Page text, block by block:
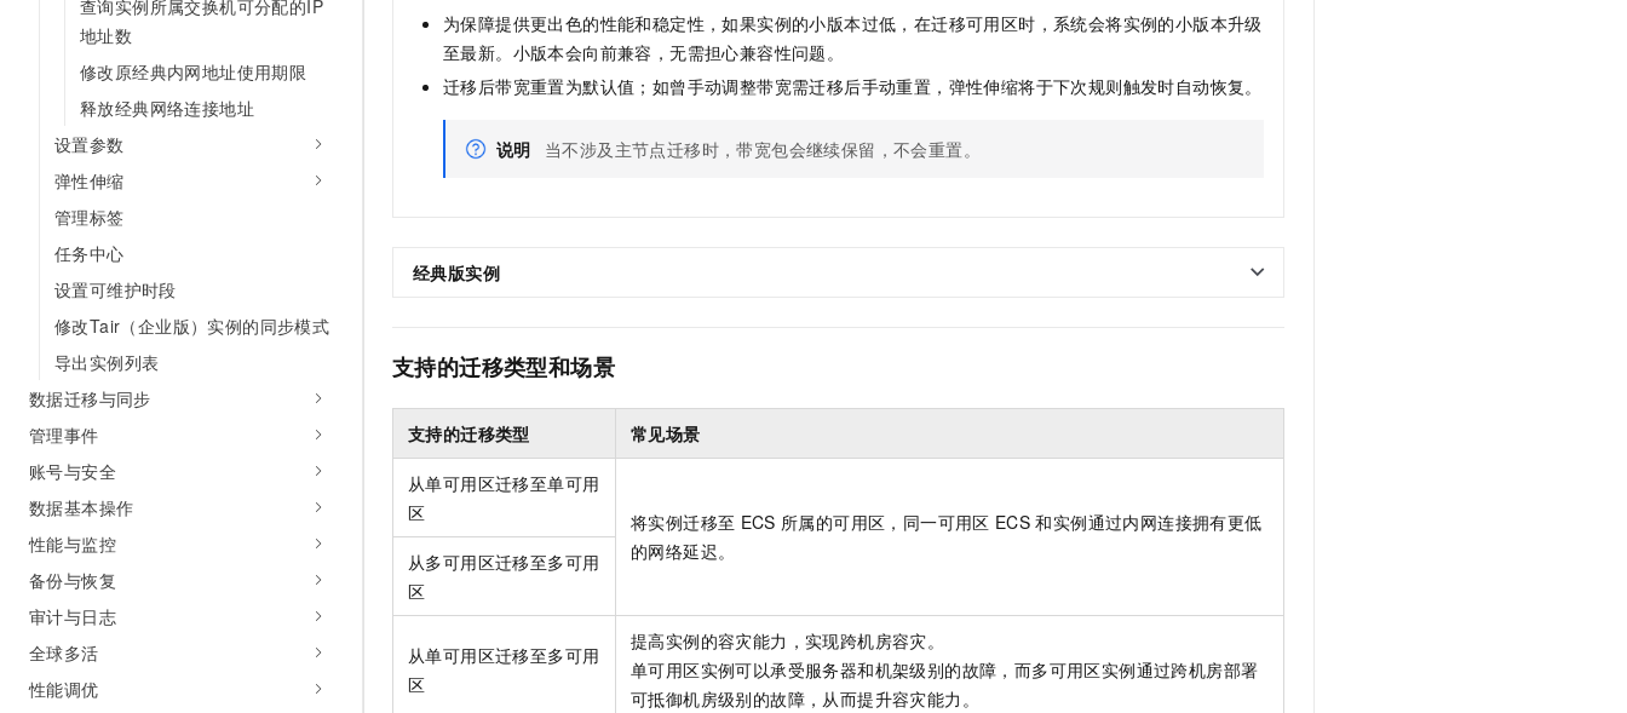
查询实例所属交换机可分配的IP
地址数
修改原经典内网地址使用期限
释放经典网络连接地址
设置参数
弹性伸缩
管理标签
任务中心
设置可维护时段
修改Tair（企业版）实例的同步模式
导出实例列表
数据迁移与同步
管理事件
账号与安全
数据基本操作
性能与监控
备份与恢复
审计与日志
全球多活
性能调优
为保障提供更出色的性能和稳定性，如果实例的小版本过低，在迁移可用区时，系统会将实例的小版本升级
至最新。小版本会向前兼容，无需担心兼容性问题。
迁移后带宽重置为默认值；如曾手动调整带宽需迁移后手动重置，弹性伸缩将于下次规则触发时自动恢复。
说明 当不涉及主节点迁移时，带宽包会继续保留，不会重置。
经典版实例
支持的迁移类型和场景
支持的迁移类型 常见场景
从单可用区迁移至单可用
区
将实例迁移至 ECS 所属的可用区，同一可用区 ECS 和实例通过内网连接拥有更低
的网络延迟。
从多可用区迁移至多可用
区
从单可用区迁移至多可用
区
提高实例的容灾能力，实现跨机房容灾。
单可用区实例可以承受服务器和机架级别的故障，而多可用区实例通过跨机房部署
可抵御机房级别的故障，从而提升容灾能力。